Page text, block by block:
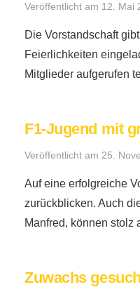
Veröffentlicht am 12. Mai
Die Vorstandschaft
Feierlichkeiten
Mitglieder aufgerufen
F1-Jugend mit
Veröffentlicht am 25.
Auf eine erfolgreiche
zurückblicken. Auch
Manfred, können
Zuwachs